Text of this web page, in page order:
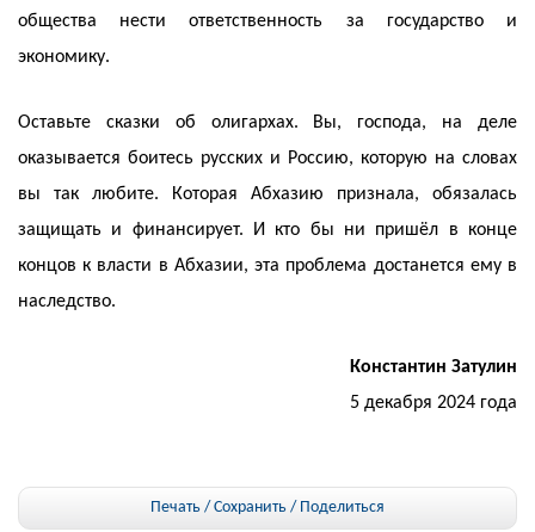
общества нести ответственность за государство и
экономику.
Оставьте сказки об олигархах. Вы, господа, на деле
оказывается боитесь русских и Россию, которую на словах
вы так любите. Которая Абхазию признала, обязалась
защищать и финансирует. И кто бы ни пришёл в конце
концов к власти в Абхазии, эта проблема достанется ему в
наследство.
Константин Затулин
5 декабря 2024 года
Печать / Сохранить / Поделиться